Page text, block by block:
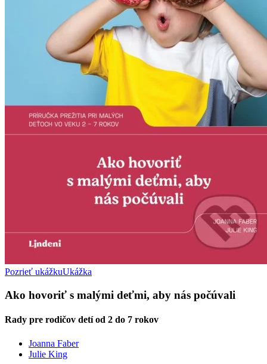
Pozrieť ukážkuUkážka
Ako hovoriť s malými deťmi, aby nás počúvali
Rady pre rodičov detí od 2 do 7 rokov
Joanna Faber
Julie King